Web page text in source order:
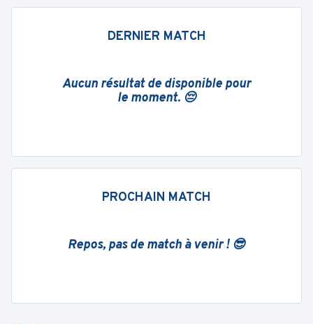
DERNIER MATCH
Aucun résultat de disponible pour
le moment. 😔
PROCHAIN MATCH
Repos, pas de match à venir ! 😎